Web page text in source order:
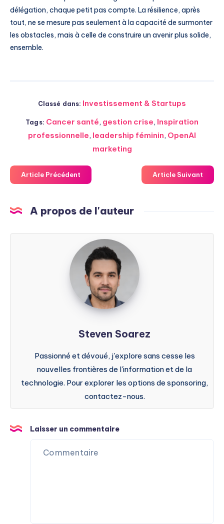
délégation, chaque petit pas compte. La résilience, après
tout, ne se mesure pas seulement à la capacité de surmonter
les obstacles, mais à celle de construire un avenir plus solide,
ensemble.
Classé dans: Investissement & Startups
Tags: Cancer santé, gestion crise, Inspiration
professionnelle, leadership féminin, OpenAI
marketing
Article Précédent Article Suivant
A propos de l'auteur
Steven
Soarez
Steven Soarez
Passionné et dévoué, j'explore sans cesse les
nouvelles frontières de l'information et de la
technologie. Pour explorer les options de sponsoring,
contactez-nous.
Laisser un commentaire